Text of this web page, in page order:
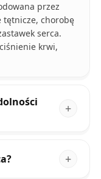
przez
tętnicze, chorobę
serca.
krwi,